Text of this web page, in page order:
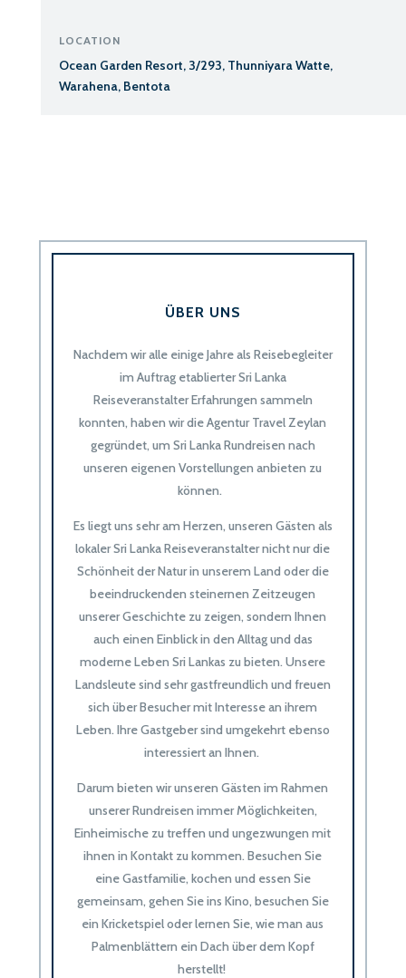
LOCATION
Ocean Garden Resort, 3/293, Thunniyara Watte,
Warahena, Bentota
ÜBER UNS
Nachdem wir alle einige Jahre als Reisebegleiter
im Auftrag etablierterSri Lanka
ReiseveranstalterErfahrungen sammeln
konnten, haben wir die Agentur Travel Zeylan
gegründet, um Sri Lanka Rundreisen nach
unseren eigenen Vorstellungen anbieten zu
können.
Es liegt uns sehr am Herzen, unseren Gästen als
lokalerSri Lanka Reiseveranstalternicht nur die
Schönheit der Natur in unserem Land oder die
beeindruckenden steinernen Zeitzeugen
unserer Geschichte zu zeigen, sondern Ihnen
auch einen Einblick in den Alltag und das
moderne Leben Sri Lankas zu bieten. Unsere
Landsleute sind sehr gastfreundlich und freuen
sich über Besucher mit Interesse an ihrem
Leben. Ihre Gastgeber sind umgekehrt ebenso
interessiert an Ihnen.
Darum bieten wir unseren Gästen im Rahmen
unserer Rundreisen immer Möglichkeiten,
Einheimische zu treffen und ungezwungen mit
ihnen in Kontakt zu kommen. Besuchen Sie
eine Gastfamilie, kochen und essen Sie
gemeinsam, gehen Sie ins Kino, besuchen Sie
ein Kricketspiel oder lernen Sie, wie man aus
Palmenblättern ein Dach über dem Kopf
herstellt!